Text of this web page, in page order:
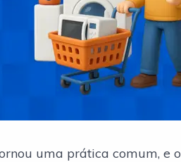
uma prática comum, e o